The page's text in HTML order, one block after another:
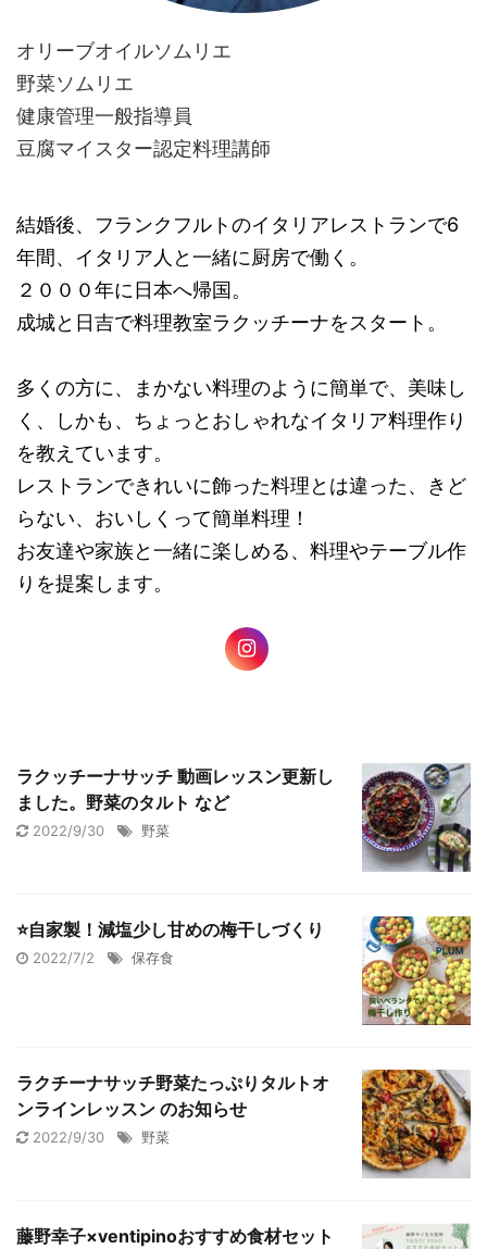
オリーブオイルソムリエ
野菜ソムリエ
健康管理一般指導員
豆腐マイスター認定料理講師
結婚後、フランクフルトのイタリアレストランで6
年間、イタリア人と一緒に厨房で働く。
２０００年に日本へ帰国。
成城と日吉で料理教室ラクッチーナをスタート。
多くの方に、まかない料理のように簡単で、美味し
く、しかも、ちょっとおしゃれなイタリア料理作り
を教えています。
レストランできれいに飾った料理とは違った、きど
らない、おいしくって簡単料理！
お友達や家族と一緒に楽しめる、料理やテーブル作
りを提案します。
ラクッチーナサッチ 動画レッスン更新し
ました。野菜のタルト など
2022/9/30 野菜
⭐️自家製！減塩少し甘めの梅干しづくり
2022/7/2 保存食
ラクチーナサッチ野菜たっぷりタルトオ
ンラインレッスン のお知らせ
2022/9/30 野菜
藤野幸子×ventipinoおすすめ食材セット